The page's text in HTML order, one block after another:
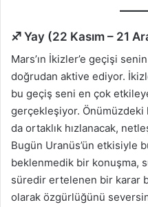
♐ Yay (22 Kasım – 21
Mars’ın İkizler’e geçişi
doğrudan aktive ediyor.
bu geçiş seni en çok
gerçekleşiyor.
da ortaklık hızlanacak,
Bugün Uranüs’ün etkisiyle
beklenmedik bir konuşma,
süredir ertelenen bir karar
olarak özgürlüğünü